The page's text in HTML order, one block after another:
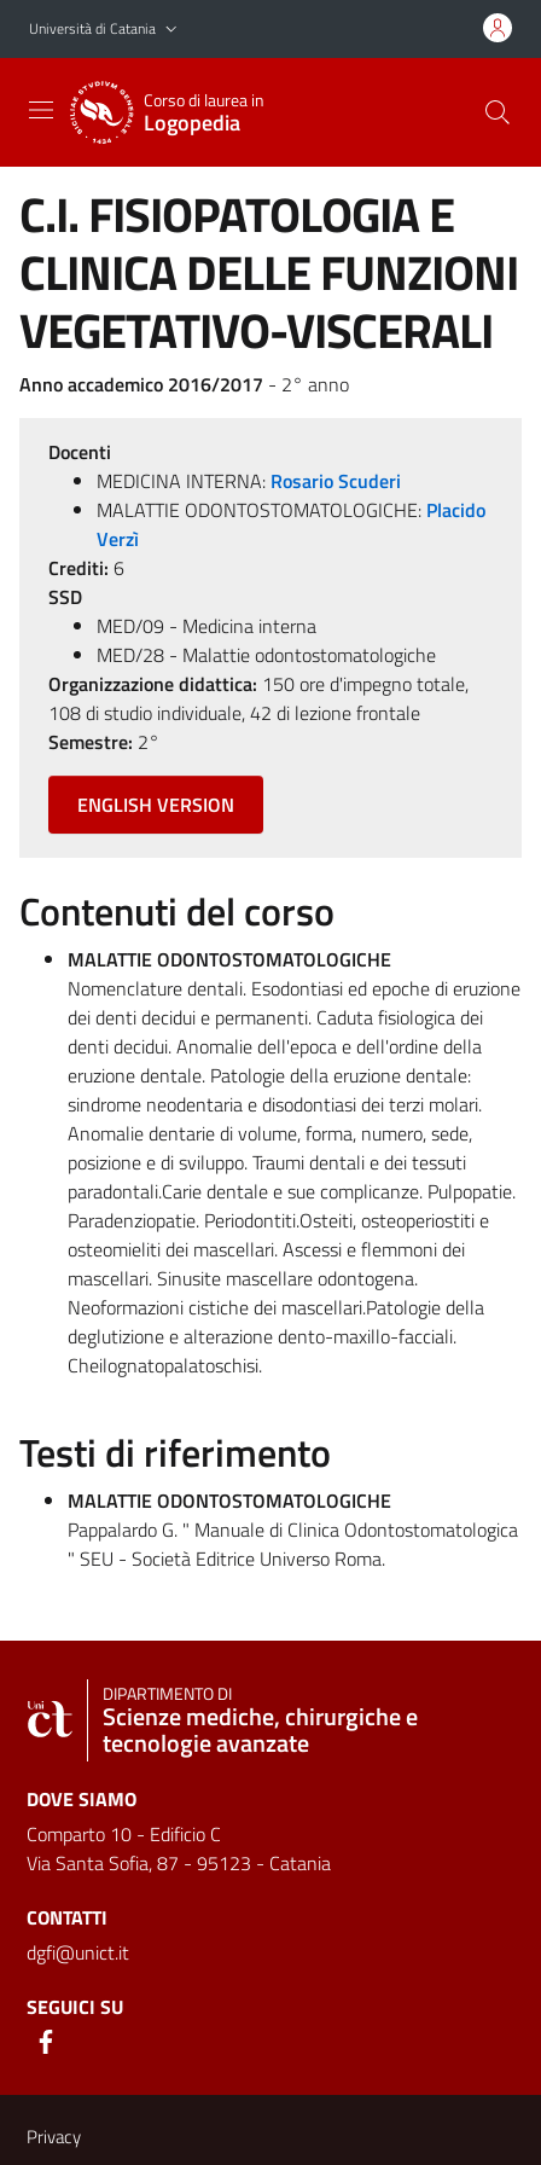
Vai al contenuto principale
Vai al menu di navigazione
Università di Catania
Corso di laurea in
Logopedia
C.I. FISIOPATOLOGIA E
CLINICA DELLE FUNZIONI
VEGETATIVO-VISCERALI
Anno accademico 2016/2017 - 2° anno
Docenti
MEDICINA INTERNA: Rosario Scuderi
MALATTIE ODONTOSTOMATOLOGICHE: Placido
Verzì
Crediti: 6
SSD
MED/09 - Medicina interna
MED/28 - Malattie odontostomatologiche
Organizzazione didattica: 150 ore d'impegno totale,
108 di studio individuale, 42 di lezione frontale
Semestre: 2°
ENGLISH VERSION
Contenuti del corso
MALATTIE ODONTOSTOMATOLOGICHE
Nomenclature dentali. Esodontiasi ed epoche di eruzione
dei denti decidui e permanenti. Caduta fisiologica dei
denti decidui. Anomalie dell'epoca e dell'ordine della
eruzione dentale. Patologie della eruzione dentale:
sindrome neodentaria e disodontiasi dei terzi molari.
Anomalie dentarie di volume, forma, numero, sede,
posizione e di sviluppo. Traumi dentali e dei tessuti
paradontali.Carie dentale e sue complicanze. Pulpopatie.
Paradenziopatie. Periodontiti.Osteiti, osteoperiostiti e
osteomieliti dei mascellari. Ascessi e flemmoni dei
mascellari. Sinusite mascellare odontogena.
Neoformazioni cistiche dei mascellari.Patologie della
deglutizione e alterazione dento-maxillo-facciali.
Cheilognatopalatoschisi.
Testi di riferimento
MALATTIE ODONTOSTOMATOLOGICHE
Pappalardo G. " Manuale di Clinica Odontostomatologica
" SEU - Società Editrice Universo Roma.
DIPARTIMENTO DI
Scienze mediche, chirurgiche e
tecnologie avanzate
DOVE SIAMO
Comparto 10 - Edificio C
Via Santa Sofia, 87 - 95123 - Catania
CONTATTI
dgfi@unict.it
SEGUICI SU
Link e informazioni utili
Privacy